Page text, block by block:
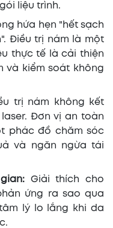
liệu trình.
hứa hẹn "hết sạch
Điều trị nám là một
thực tế là cải thiện
và kiểm soát không
trị nám không kết
Đơn vị an toàn
phác đồ chăm sóc
và ngăn ngừa tái
Giải thích cho
ứng ra sao qua
lý lo lắng khi da